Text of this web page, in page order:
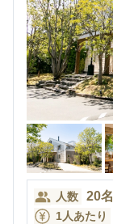
人数 20名
1人あたり